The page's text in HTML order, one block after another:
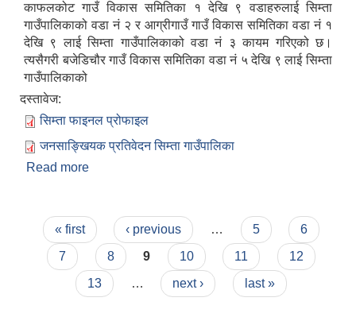
काफलकोट गाउँ विकास समितिका १ देखि ९ वडाहरुलाई सिम्ता
गाउँपालिकाको वडा नं २ र आग्रीगाउँ गाउँ विकास समितिका वडा नं १
देखि ९ लाई सिम्ता गाउँपालिकाको वडा नं ३ कायम गरिएको छ।
त्यसैगरी बजेडिचौर गाउँ विकास समितिका वडा नं ५ देखि ९ लाई सिम्ता
गाउँपालिकाको
दस्तावेज:
सिम्ता फाइनल प्रोफाइल
जनसाङ्खियक प्रतिवेदन सिम्ता गाउँपालिका
Read more
Pages
« first ‹ previous … 5
6
7
8 9 10 11
12
13
… next › last »